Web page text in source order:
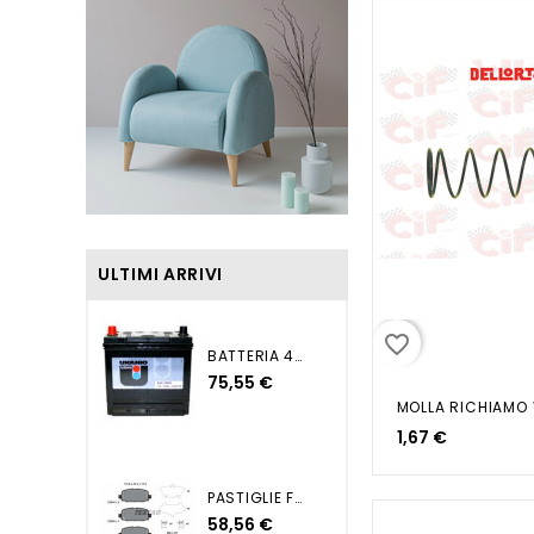
ULTIMI ARRIVI
BATTERIA 45AH DX+ 270EN...
75,55 €
PASTIGLIE FRENO POSTERIORI...
58,56 €
favorite_border
1,67 €